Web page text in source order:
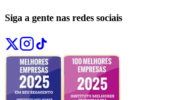
Siga a gente nas redes sociais